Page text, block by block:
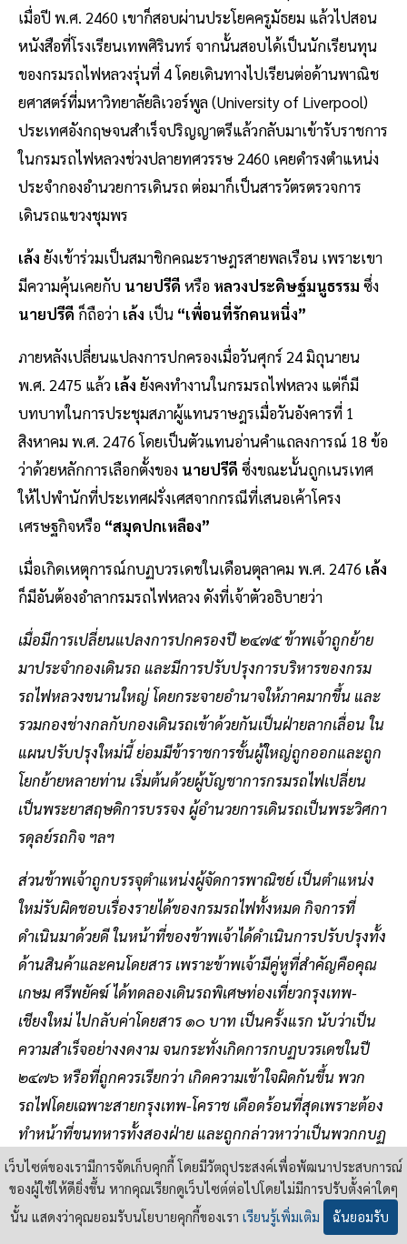
เมื่อปี พ.ศ. 2460 เขาก็สอบผ่านประโยคครูมัธยม แล้วไปสอน
หนังสือที่โรงเรียนเทพศิรินทร์ จากนั้นสอบได้เป็นนักเรียนทุน
ของกรมรถไฟหลวงรุ่นที่ 4 โดยเดินทางไปเรียนต่อด้านพาณิช
ยศาสตร์ที่มหาวิทยาลัยลิเวอร์พูล (University of Liverpool)
ประเทศอังกฤษจนสำเร็จปริญญาตรีแล้วกลับมาเข้ารับราชการ
ในกรมรถไฟหลวงช่วงปลายทศวรรษ 2460 เคยดำรงตำแหน่ง
ประจำกองอำนวยการเดินรถ ต่อมาก็เป็นสารวัตรตรวจการ
เดินรถแขวงชุมพร
เล้ง ยังเข้าร่วมเป็นสมาชิกคณะราษฎรสายพลเรือน เพราะเขา
มีความคุ้นเคยกับ นายปรีดี หรือ หลวงประดิษฐ์มนูธรรม ซึ่ง
นายปรีดี ก็ถือว่า เล้ง เป็น “เพื่อนที่รักคนหนึ่ง”
ภายหลังเปลี่ยนแปลงการปกครองเมื่อวันศุกร์ 24 มิถุนายน
พ.ศ. 2475 แล้ว เล้ง ยังคงทำงานในกรมรถไฟหลวง แต่ก็มี
บทบาทในการประชุมสภาผู้แทนราษฎรเมื่อวันอังคารที่ 1
สิงหาคม พ.ศ. 2476 โดยเป็นตัวแทนอ่านคำแถลงการณ์ 18 ข้อ
ว่าด้วยหลักการเลือกตั้งของ นายปรีดี ซึ่งขณะนั้นถูกเนรเทศ
ให้ไปพำนักที่ประเทศฝรั่งเศสจากกรณีที่เสนอเค้าโครง
เศรษฐกิจหรือ “สมุดปกเหลือง”
เมื่อเกิดเหตุการณ์กบฏบวรเดชในเดือนตุลาคม พ.ศ. 2476 เล้ง
ก็มีอันต้องอำลากรมรถไฟหลวง ดังที่เจ้าตัวอธิบายว่า
เมื่อมีการเปลี่ยนแปลงการปกครองปี ๒๔๗๕ ข้าพเจ้าถูกย้าย
มาประจำกองเดินรถ และมีการปรับปรุงการบริหารของกรม
รถไฟหลวงขนานใหญ่ โดยกระจายอำนาจให้ภาคมากขึ้น และ
รวมกองช่างกลกับกองเดินรถเข้าด้วยกันเป็นฝ่ายลากเลื่อน ใน
แผนปรับปรุงใหม่นี้ ย่อมมีข้าราชการชั้นผู้ใหญ่ถูกออกและถูก
โยกย้ายหลายท่าน เริ่มต้นด้วยผู้บัญชาการกรมรถไฟเปลี่ยน
เป็นพระยาสฤษดิการบรรจง ผู้อํานวยการเดินรถเป็นพระวิศกา
รดุลย์รถกิจ ฯลฯ
ส่วนข้าพเจ้าถูกบรรจุตำแหน่งผู้จัดการพาณิชย์ เป็นตำแหน่ง
ใหม่รับผิดชอบเรื่องรายได้ของกรมรถไฟทั้งหมด กิจการที่
ดำเนินมาด้วยดี ในหน้าที่ของข้าพเจ้าได้ดำเนินการปรับปรุงทั้ง
ด้านสินค้าและคนโดยสาร เพราะข้าพเจ้ามีคู่หูที่สำคัญคือคุณ
เกษม ศรีพยัคฆ์ ได้ทดลองเดินรถพิเศษท่องเที่ยวกรุงเทพ-
เชียงใหม่ ไปกลับค่าโดยสาร ๑๐ บาท เป็นครั้งแรก นับว่าเป็น
ความสำเร็จอย่างงดงาม จนกระทั่งเกิดการกบฏบวรเดชในปี
๒๔๗๖ หรือที่ถูกควรเรียกว่า เกิดความเข้าใจผิดกันขึ้น พวก
รถไฟโดยเฉพาะสายกรุงเทพ-โคราช เดือดร้อนที่สุดเพราะต้อง
ทำหน้าที่ขนทหารทั้งสองฝ่าย และถูกกล่าวหาว่าเป็นพวกกบฏ
ไปด้วย
ข้าพเจ้าเป็นผู้จัดการพาณิชย์และรักษาการแทนผู้อํานวยการ
เดินรถ เพราะผู้อํานวยและการเดินรถไปเป็นผู้รักษาการแทนผู้
เว็บไซต์ของเรามีการจัดเก็บคุกกี้ โดยมีวัตถุประสงค์เพื่อพัฒนาประสบการณ์
ของผู้ใช้ให้ดียิ่งขึ้น หากคุณเรียกดูเว็บไซต์ต่อไปโดยไม่มีการปรับตั้งค่าใดๆ
นั้น แสดงว่าคุณยอมรับนโยบายคุกกี้ของเรา เรียนรู้เพิ่มเติม ฉันยอมรับ